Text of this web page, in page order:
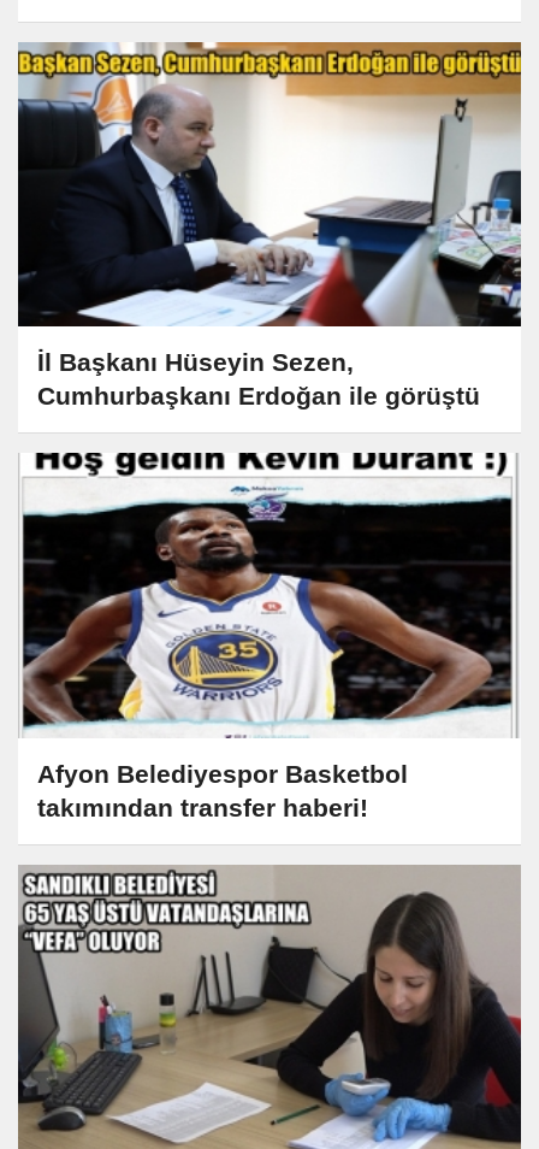
İl Başkanı Hüseyin Sezen,
Cumhurbaşkanı Erdoğan ile görüştü
Afyon Belediyespor Basketbol
takımından transfer haberi!